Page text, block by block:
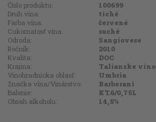
Číslo produktu:
100699
Druh vína:
tiché
Farba vína:
červené
Cukornatosť vína:
suché
Odroda:
Sangiovese
Ročník:
2010
Kvalita:
DOC
Krajina:
Talianske víno
Vinohradnícka oblasť:
Umbria
Značka vína/Vinárstvo:
Barberani
Balenie:
KT.6/0,75L
Obsah alkoholu:
14,5%